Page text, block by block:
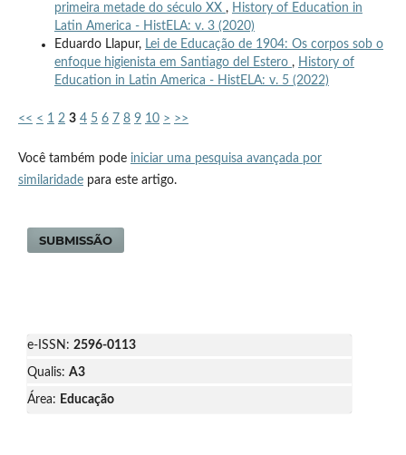
primeira metade do século XX , History of Education in
Latin America - HistELA: v. 3 (2020)
Eduardo Llapur, Lei de Educação de 1904: Os corpos sob o
enfoque higienista em Santiago del Estero , History of
Education in Latin America - HistELA: v. 5 (2022)
<< < 1 2 3 4 5 6 7 8 9 10 > >>
Você também pode iniciar uma pesquisa avançada por
similaridadepara este artigo.
SUBMISSÃO
e-ISSN: 2596-0113
Qualis: A3
Área: Educação